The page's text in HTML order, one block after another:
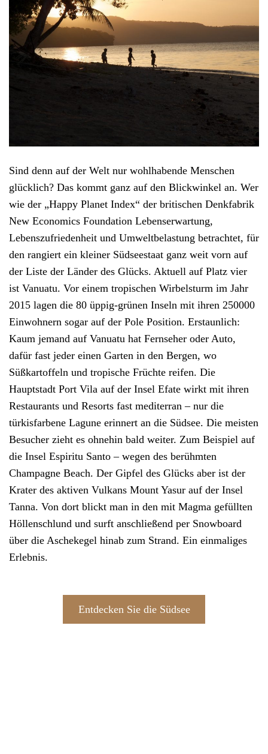
Sind denn auf der Welt nur wohlhabende Menschen
glücklich? Das kommt ganz auf den Blickwinkel an. Wer
wie der „Happy Planet Index“ der britischen Denkfabrik
New Economics Foundation Lebenserwartung,
Lebenszufriedenheit und Umweltbelastung betrachtet, für
den rangiert ein kleiner Südseestaat ganz weit vorn auf
der Liste der Länder des Glücks. Aktuell auf Platz vier
ist Vanuatu. Vor einem tropischen Wirbelsturm im Jahr
2015 lagen die 80 üppig-grünen Inseln mit ihren 250000
Einwohnern sogar auf der Pole Position. Erstaunlich:
Kaum jemand auf Vanuatu hat Fernseher oder Auto,
dafür fast jeder einen Garten in den Bergen, wo
Süßkartoffeln und tropische Früchte reifen. Die
Hauptstadt Port Vila auf der Insel Efate wirkt mit ihren
Restaurants und Resorts fast mediterran – nur die
türkisfarbene Lagune erinnert an die Südsee. Die meisten
Besucher zieht es ohnehin bald weiter. Zum Beispiel auf
die Insel Espiritu Santo – wegen des berühmten
Champagne Beach. Der Gipfel des Glücks aber ist der
Krater des aktiven Vulkans Mount Yasur auf der Insel
Tanna. Von dort blickt man in den mit Magma gefüllten
Höllenschlund und surft anschließend per Snowboard
über die Aschekegel hinab zum Strand. Ein einmaliges
Erlebnis.
Entdecken Sie die Südsee